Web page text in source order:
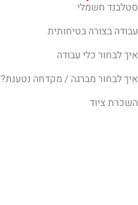
סטלבנד חשמלי
עבודה בצורה בטיחותית
איך לבחור כלי עבודה
איך לבחור מברגה / מקדחה נטענת?
השכרת ציוד